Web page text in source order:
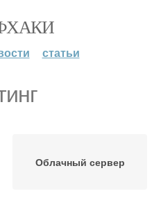
статьи
Облачный сервер